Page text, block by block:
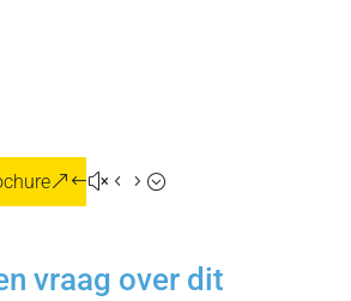
vraag over dit